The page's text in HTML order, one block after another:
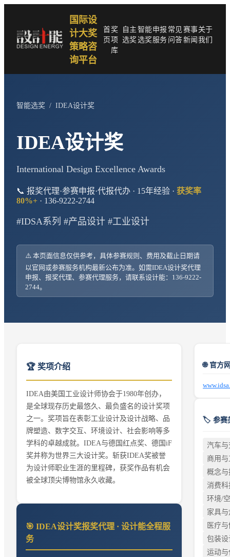
国际设
计大奖
策略咨
询平台
首
页
奖
项
库
自主
选奖
智能
选奖
申报
服务
常见
问答
赛事
新闻
关于
我们
智能选奖 / IDEA设计奖
IDEA设计奖
International Design Excellence Awards
📞 报奖代理·参赛申报·代报代办 · 15年经验 · 获奖率
80%+ · 136-9222-2744
#IDSA系列 #产品设计 #工业设计
⚠️ 本页面信息仅供参考，具体参赛规则、费用及截止日期请
以官网或参赛服务机构最新公布为准。如需IDEA设计奖代理
申报、报奖代理、参赛代理服务，请联系设计能：136-9222-
2744。
🏆 奖项介绍
IDEA由美国工业设计师协会于1980年创办，
是全球现存历史最悠久、最负盛名的设计奖项
之一。奖项旨在表彰工业设计及设计战略、品
牌塑造、数字交互、环境设计、社会影响等多
学科的卓越成就。IDEA与德国红点奖、德国iF
奖并称为世界三大设计奖。斩获IDEA奖被誉
为设计师职业生涯的里程碑，获奖作品有机会
被全球顶尖博物馆永久收藏。
🎯 IDEA设计奖报奖代理 · 设计能全程服
务
🌐 官方
🏷️ 参赛
汽车
商用
概念与
消费科
环境/
家具
医疗
包装设
运动与